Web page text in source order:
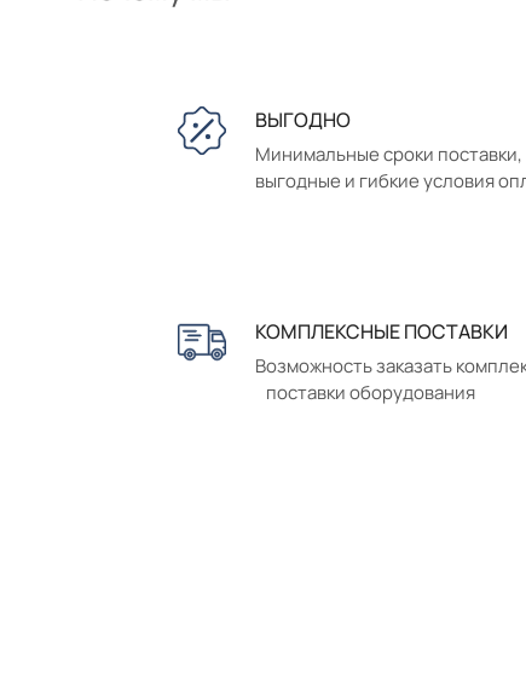
ВЫГОДНО
Минимальные сроки поставки,
выгодные и гибкие условия
КОМПЛЕКСНЫЕ ПОСТАВКИ
Возможность заказать
поставки оборудования